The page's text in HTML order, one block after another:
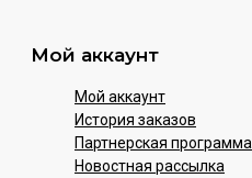
Мой аккаунт
Мой аккаунт
История заказов
Партнерская программа
Новостная рассылка